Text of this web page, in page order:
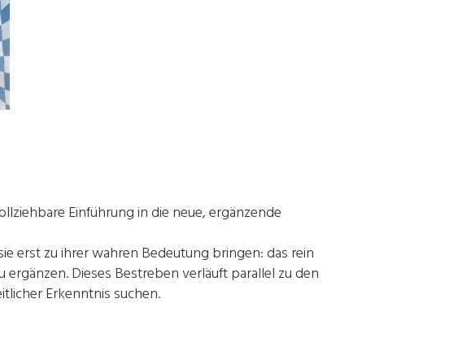
Einführung in die neue, ergänzende
erst zu ihrer wahren Bedeutung bringen: das rein
Dieses Bestreben verläuft parallel zu den
Erkenntnis suchen.